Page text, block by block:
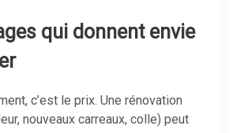
qui donnent envie
c’est le prix. Une rénovation
nouveaux carreaux, colle) peut